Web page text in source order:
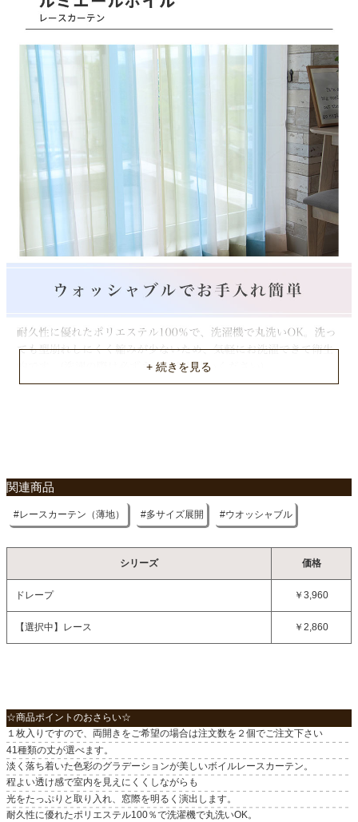
ポリエステル100％
ヨコ糸組成
ポリエステル100％
ヒダ倍率
1.5倍ヒダ
山仕様
2ツ山
フック仕様
アジャスターAフック
フック形態
洗濯機OK（ネット使用）
1枚（両開きの場合は２個でご注文下さい）
中国
関連商品
レースカーテン（薄地） 多サイズ展開 ウオッシャブル
シリーズ 価格
ドレープ ￥3,960
【選択中】レース ￥2,860
☆商品ポイントのおさらい☆
１枚入りですので、両開きをご希望の場合は注文数を２個でご注文下さい
41種類の丈が選べます。
淡く落ち着いた色彩のグラデーションが美しいボイルレースカーテン。
程よい透け感で室内を見えにくくしながらも
光をたっぷりと取り入れ、窓際を明るく演出します。
耐久性に優れたポリエステル100％で洗濯機で丸洗いOK。